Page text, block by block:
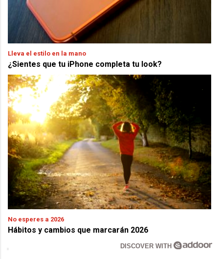
Lleva el estilo en la mano
¿Sientes que tu iPhone completa tu look?
No esperes a 2026
Hábitos y cambios que marcarán 2026
DISCOVER WITH